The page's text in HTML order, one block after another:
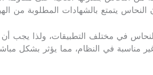
يتمتع بالشهادات المطلوبة من
في مختلف التطبيقات، ولذا يجب
مناسبة في النظام، مما يؤثر بشكل